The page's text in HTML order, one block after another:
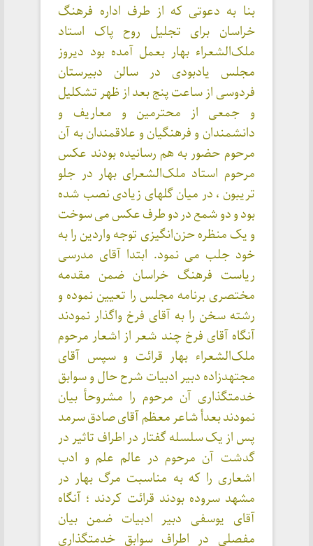
بنا به دعوتی که از طرف اداره فرهنگ
خراسان برای تجلیل روح پاک استاد
ملک‌الشعراء بهار بعمل آمده بود دیروز
مجلس یادبودی در سالن دبیرستان
فردوسی از ساعت پنج بعد از ظهر تشکلیل
و جمعی از محترمین و معاریف و
دانشمندان و فرهنگیان و علاقمندان به آن
مرحوم حضور به هم رسانیده بودند عکس
مرحوم استاد ملک‌الشعرای بهار در جلو
تریبون ، در میان گلهای زیادی نصب شده
بود و دو شمع در دو طرف عکس می سوخت
و یک منظره حزن‌انگیزی توجه واردین را به
خود جلب می نمود. ابتدا آقای مدرسی
ریاست فرهنگ خراسان ضمن مقدمه
مختصری برنامه مجلس را تعیین نموده و
رشته سخن را به آقای فرخ واگذار نمودند
آنگاه آقای فرخ چند شعر از اشعار مرحوم
ملک‌‌الشعراء بهار قرائت و سپس آقای
مجتهدزاده دبیر ادبیات شرح حال و سوابق
خدمتگذاری آن مرحوم را مشروحأ بیان
نمودند بعدأ شاعر معظم آقای صادق سرمد
پس از یک سلسله گفتار در اطراف تاثیر در
گدشت آن مرحوم در عالم علم و ادب
اشعاری را که به مناسبت مرگ بهار در
مشهد سروده بودند قرائت کردند ؛ آنگاه
آقای یوسفی دبیر ادبیات ضمن بیان
مفصلی در اطراف سوابق خدمتگذاری